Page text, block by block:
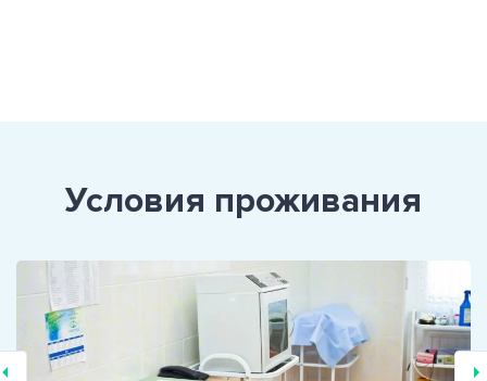
Условия проживания